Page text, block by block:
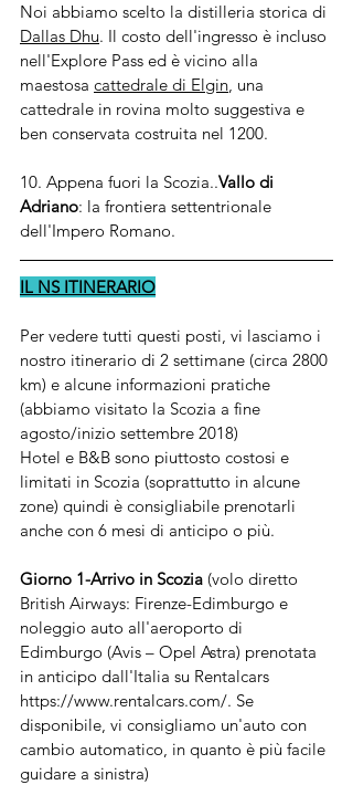
Noi abbiamo scelto la distilleria storica di
Dallas Dhu. Il costo dell'ingresso è incluso
nell'Explore Pass ed è vicino alla
maestosa cattedrale di Elgin, una
cattedrale in rovina molto suggestiva e
ben conservata costruita nel 1200.
10. Appena fuori la Scozia..Vallo di
Adriano: la frontiera settentrionale
dell'Impero Romano.
IL NS ITINERARIO
Per vedere tutti questi posti, vi lasciamo i
nostro itinerario di 2 settimane (circa 2800
km) e alcune informazioni pratiche
(abbiamo visitato la Scozia a fine
agosto/inizio settembre 2018)
Hotel e B&B sono piuttosto costosi e
limitati in Scozia (soprattutto in alcune
zone) quindi è consigliabile prenotarli
anche con 6 mesi di anticipo o più.
Giorno 1-Arrivo in Scozia (volo diretto
British Airways: Firenze-Edimburgo e
noleggio auto all'aeroporto di
Edimburgo (Avis – Opel Astra) prenotata
in anticipo dall'Italia su Rentalcars
https://www.rentalcars.com/. Se
disponibile, vi consigliamo un'auto con
cambio automatico, in quanto è più facile
guidare a sinistra)